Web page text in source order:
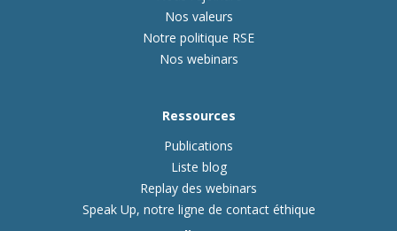
Nos valeurs
Notre politique RSE
Nos webinars
Ressources
Publications
Liste blog
Replay des webinars
Speak Up, notre ligne de contact éthique